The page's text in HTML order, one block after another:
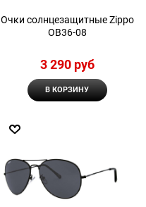
Очки солнцезащитные Zippo
OB36-08
3 290 руб
В КОРЗИНУ